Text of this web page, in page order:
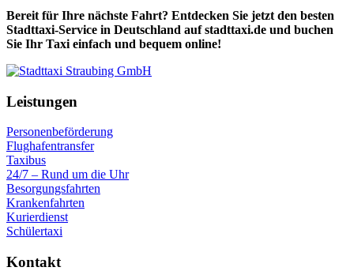
Bereit für Ihre nächste Fahrt? Entdecken Sie jetzt den besten
Stadttaxi-Service in Deutschland auf stadttaxi.de und buchen
Sie Ihr Taxi einfach und bequem online!
Leistungen
Personenbeförderung
Flughafentransfer
Taxibus
24/7 – Rund um die Uhr
Besorgungsfahrten
Krankenfahrten
Kurierdienst
Schülertaxi
Kontakt